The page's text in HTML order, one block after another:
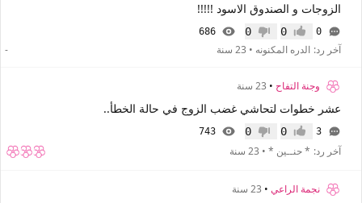
الزوجات و الصندوق الاسود !!!!!
0 إعجاب0 عدم إعجاب
0
686
آخر رد: الدره المكنونه • 23 سنة -
وجنة التفاح • 23 سنة
عشر خطوات لتحاشي غضب الزوج في حالة الخطأ..
3 إعجاب0 عدم إعجاب
0
743
آخر رد: * حنــين * • 23 سنة
نجمة الراعي • 23 سنة